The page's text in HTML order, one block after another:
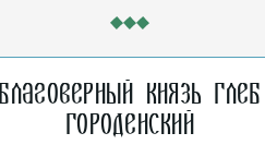
Благоверный князь Глеб
Городенский